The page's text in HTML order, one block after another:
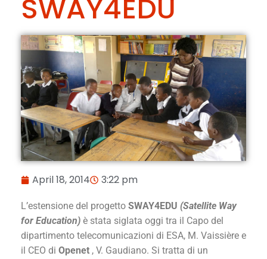
SWAY4EDU
April 18, 2014 3:22 pm
L’estensione del progetto SWAY4EDU (Satellite Way
for Education) è stata siglata oggi tra il Capo del
dipartimento telecomunicazioni di ESA, M. Vaissière e
il CEO di Openet , V. Gaudiano. Si tratta di un